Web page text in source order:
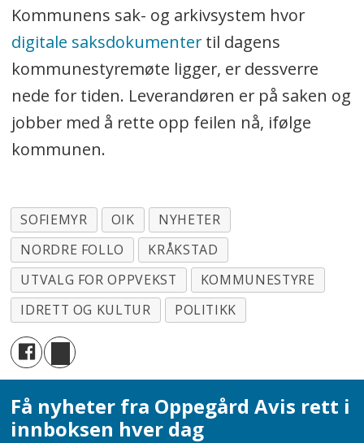
Kommunens sak- og arkivsystem hvor
digitale saksdokumentertil dagens
kommunestyremøte ligger, er dessverre
nede for tiden. Leverandøren er på saken og
jobber med å rette opp feilen nå, ifølge
kommunen.
SOFIEMYR OIK
NYHETER
NORDRE FOLLO
KRÅKSTAD
UTVALG FOR OPPVEKST
KOMMUNESTYRE
IDRETT OG KULTUR
POLITIKK
Få nyheter fra Oppegård Avis rett i
innboksen hver dag